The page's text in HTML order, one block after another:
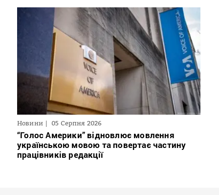
Новини 05 Серпня 2026
“Голос Америки” відновлює мовлення
українською мовою та повертає частину
працівників редакції